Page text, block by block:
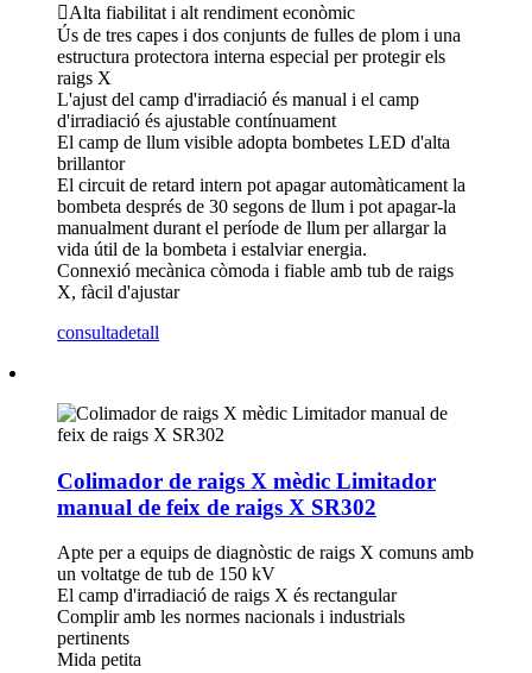
Alta fiabilitat i alt rendiment econòmic
Ús de tres capes i dos conjunts de fulles de plom i una
estructura protectora interna especial per protegir els
raigs X
L'ajust del camp d'irradiació és manual i el camp
d'irradiació és ajustable contínuament
El camp de llum visible adopta bombetes LED d'alta
brillantor
El circuit de retard intern pot apagar automàticament la
bombeta després de 30 segons de llum i pot apagar-la
manualment durant el període de llum per allargar la
vida útil de la bombeta i estalviar energia.
Connexió mecànica còmoda i fiable amb tub de raigs
X, fàcil d'ajustar
consultadetall
Colimador de raigs X mèdic Limitador
manual de feix de raigs X SR302
Apte per a equips de diagnòstic de raigs X comuns amb
un voltatge de tub de 150 kV
El camp d'irradiació de raigs X és rectangular
Complir amb les normes nacionals i industrials
pertinents
Mida petita